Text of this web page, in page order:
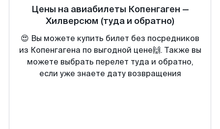
Цены на авиабилеты Копенгаген —
Хилверсюм (туда и обратно)
😍 Вы можете купить билет без посредников
из Копенгагена по выгодной цене🙌. Также вы
можете выбрать перелет туда и обратно,
если уже знаете дату возвращения